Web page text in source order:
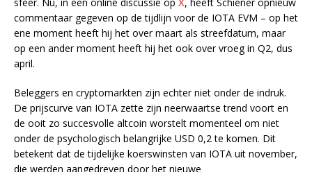
commentaar gegeven op de tijdlijn voor de IOTA EVM – op het
ene moment heeft hij het over maart als streefdatum, maar
op een ander moment heeft hij het ook over vroeg in Q2, dus
april.
Beleggers en cryptomarkten zijn echter niet onder de indruk.
De prijscurve van IOTA zette zijn neerwaartse trend voort en
de ooit zo succesvolle altcoin worstelt momenteel om niet
onder de psychologisch belangrijke USD 0,2 te komen. Dit
betekent dat de tijdelijke koerswinsten van IOTA uit november,
die werden aangedreven door het nieuwe